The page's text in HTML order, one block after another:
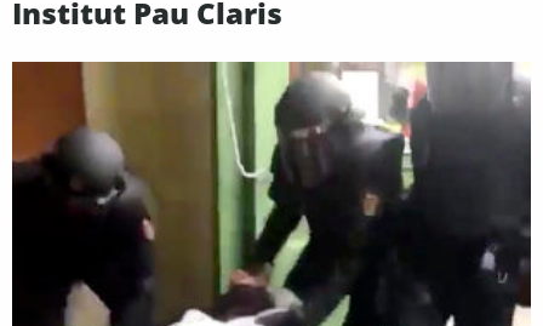
Institut Pau Claris